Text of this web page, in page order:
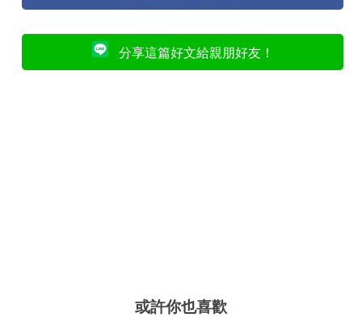
分享這篇好文給親朋好友！
或許你也喜歡